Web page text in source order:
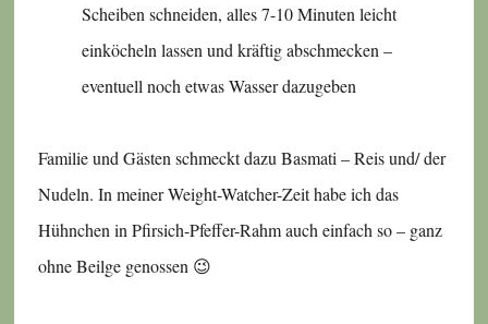
Scheiben schneiden, alles 7-10 Minuten leicht
einköcheln lassen und kräftig abschmecken –
eventuell noch etwas Wasser dazugeben
Familie und Gästen schmeckt dazu Basmati – Reis und/ der
Nudeln. In meiner Weight-Watcher-Zeit habe ich das
Hühnchen in Pfirsich-Pfeffer-Rahm auch einfach so – ganz
ohne Beilge genossen 😉